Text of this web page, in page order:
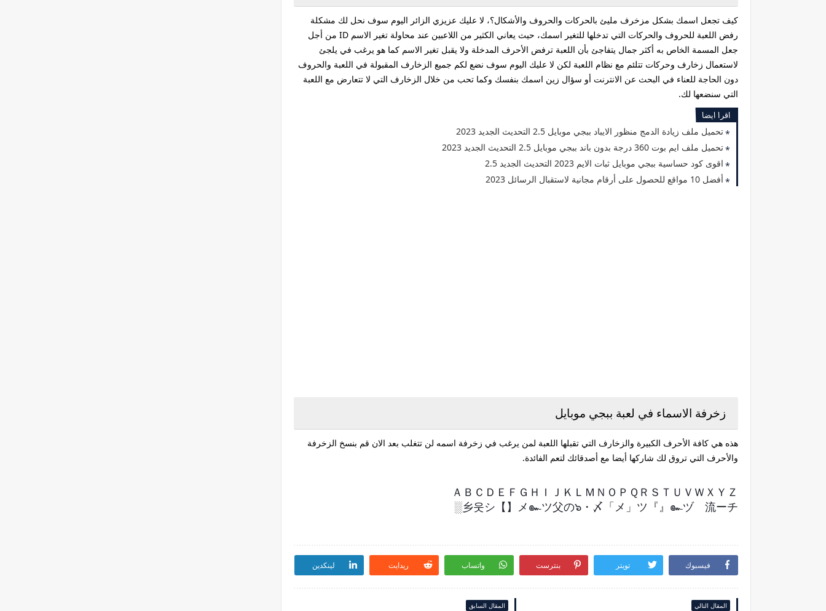
كيف تجعل اسمك بشكل مزخرف مليئ بالحركات والحروف والأشكال؟، لا عليك عزيزي الزائر اليوم سوف نحل لك مشكلة
رفض اللعبة للحروف والحركات التي تدخلها للتغير اسمك، حيث يعاني الكثير من اللاعبين عند محاولة تغير الاسم ID من أجل
جعل المسمة الخاص به أكثر جمال يتفاجئ بأن اللعبة ترفض الأحرف المدخلة ولا يقبل تغير الاسم كما هو يرغب في يلجئ
لاستعمال زخارف وحركات تتلئم مع نظام اللعبة لكن لا عليك اليوم سوف نضع لكم جميع الزخارف المقبولة في اللعبة والحروف
دون الحاجة للعناء في البحث عن الانترنت أو سؤال زين اسمك بنفسك وكما تحب من خلال الزخارف التي لا تتعارض مع اللعبة
التي سنضعها لك.
اقرا ايضا
تحميل ملف زيادة الدمج منظور الايباد ببجي موبايل 2.5 التحديث الجديد 2023
تحميل ملف ايم بوت 360 درجة بدون باند ببجي موبايل 2.5 التحديث الجديد 2023
اقوى كود حساسية ببجي موبايل ثبات الايم 2023 التحديث الجديد 2.5
أفضل 10 مواقع للحصول على أرقام مجانية لاستقبال الرسائل 2023
زخرفة الاسماء في لعبة ببجي موبايل
هذه هي كافة الأحرف الكبيرة والزخارف التي تقبلها اللعبة لمن يرغب في زخرفة اسمه لن تتغلب بعد الان قم بنسخ الزخرفة
والأحرف التي تروق لك شاركها أيضا مع أصدقائك لتعم الفائدة.
ＡＢＣＤＥＦＧＨＩＪＫＬＭＮＯＰＱＲＳＴＵＶＷＸＹＺ
乡웃シ【】メ๛ツ父の๖・〆「メ」ツ『』๛ヅ 流ーチ░
فيسبوك تويتر بنترست واتساب ريدايت لينكدين
المقال التالي المقال السابق